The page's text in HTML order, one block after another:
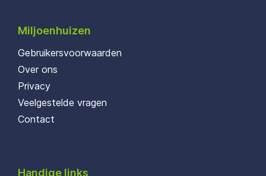
Miljoenhuizen
Gebruikersvoorwaarden
Over ons
Privacy
Veelgestelde vragen
Contact
Handige links